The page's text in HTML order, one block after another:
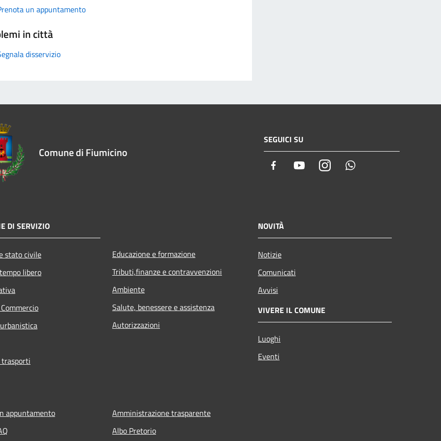
un appuntamento
in città
disservizio
Comune di Fiumicino
SEGUICI SU
Facebook YoutubeInstagram
DI SERVIZIO
stato civile
libero
Educazione e formazione
Tributi,finanze e contravvenzioni
Ambiente
Salute, benessere e assistenza
Autorizzazioni
NOVITÀ
Notizie
Comunicati
Avvisi
VIVERE IL COMUNE
Luoghi
Eventi
appuntamento
Amministrazione trasparente
Albo Pretorio